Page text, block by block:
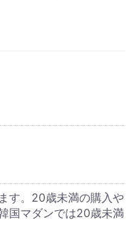
す。20歳未満の購入や
国マダンでは20歳未満